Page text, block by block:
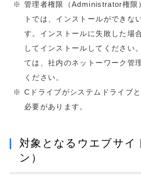
管理者権限（Administrator権限
トでは、インストールができな
す。インストールに失敗した場
してインストールしてください
ては、社内のネットーワーク管
ください。
Cドライブがシステムドライブ
必要があります。
対象となるウエブサイ
ン）